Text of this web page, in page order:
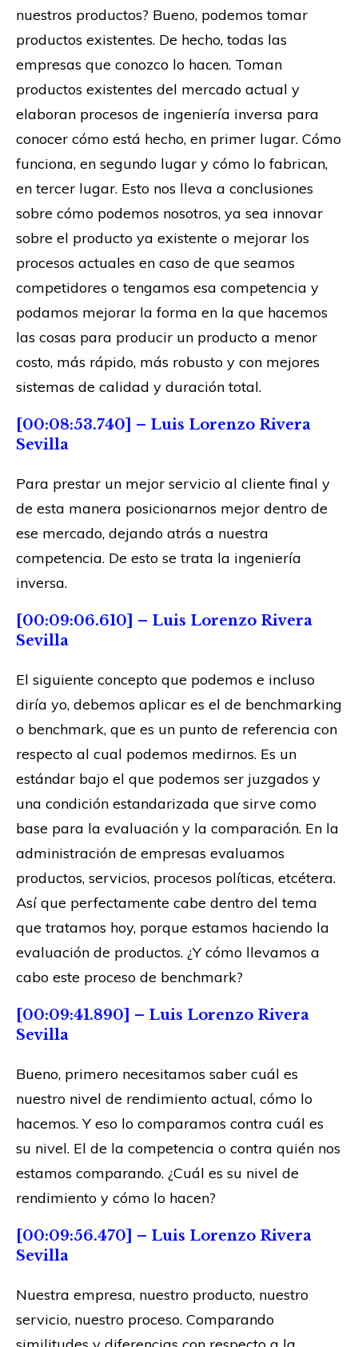
nuestros productos? Bueno, podemos tomar
productos existentes. De hecho, todas las
empresas que conozco lo hacen. Toman
productos existentes del mercado actual y
elaboran procesos de ingeniería inversa para
conocer cómo está hecho, en primer lugar. Cómo
funciona, en segundo lugar y cómo lo fabrican,
en tercer lugar. Esto nos lleva a conclusiones
sobre cómo podemos nosotros, ya sea innovar
sobre el producto ya existente o mejorar los
procesos actuales en caso de que seamos
competidores o tengamos esa competencia y
podamos mejorar la forma en la que hacemos
las cosas para producir un producto a menor
costo, más rápido, más robusto y con mejores
sistemas de calidad y duración total.
[00:08:53.740] – Luis Lorenzo Rivera
Sevilla
Para prestar un mejor servicio al cliente final y
de esta manera posicionarnos mejor dentro de
ese mercado, dejando atrás a nuestra
competencia. De esto se trata la ingeniería
inversa.
[00:09:06.610] – Luis Lorenzo Rivera
Sevilla
El siguiente concepto que podemos e incluso
diría yo, debemos aplicar es el de benchmarking
o benchmark, que es un punto de referencia con
respecto al cual podemos medirnos. Es un
estándar bajo el que podemos ser juzgados y
una condición estandarizada que sirve como
base para la evaluación y la comparación. En la
administración de empresas evaluamos
productos, servicios, procesos políticas, etcétera.
Así que perfectamente cabe dentro del tema
que tratamos hoy, porque estamos haciendo la
evaluación de productos. ¿Y cómo llevamos a
cabo este proceso de benchmark?
[00:09:41.890] – Luis Lorenzo Rivera
Sevilla
Bueno, primero necesitamos saber cuál es
nuestro nivel de rendimiento actual, cómo lo
hacemos. Y eso lo comparamos contra cuál es
su nivel. El de la competencia o contra quién nos
estamos comparando. ¿Cuál es su nivel de
rendimiento y cómo lo hacen?
[00:09:56.470] – Luis Lorenzo Rivera
Sevilla
Nuestra empresa, nuestro producto, nuestro
servicio, nuestro proceso. Comparando